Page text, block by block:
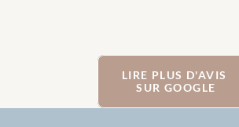
LIRE PLUS D'AVIS
SUR GOOGLE